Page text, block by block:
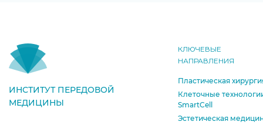
ИНСТИТУТ ПЕРЕДОВОЙ
МЕДИЦИНЫ
КЛЮЧЕВЫЕ
НАПРАВЛЕНИЯ
Пластическая
Клеточные
SmartCell
Эстетическая